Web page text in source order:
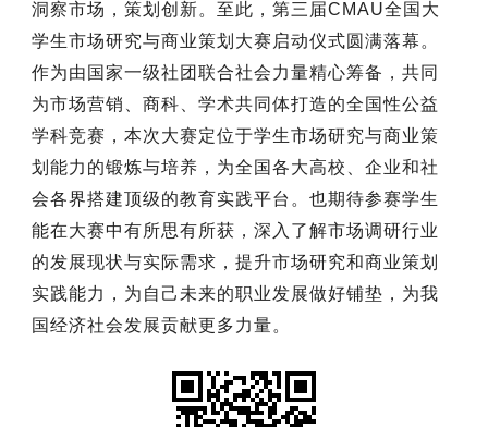
洞察市场，策划创新。至此，第三届CMAU全国大
学生市场研究与商业策划大赛启动仪式圆满落幕。
作为由国家一级社团联合社会力量精心筹备，共同
为市场营销、商科、学术共同体打造的全国性公益
学科竞赛，本次大赛定位于学生市场研究与商业策
划能力的锻炼与培养，为全国各大高校、企业和社
会各界搭建顶级的教育实践平台。也期待参赛学生
能在大赛中有所思有所获，深入了解市场调研行业
的发展现状与实际需求，提升市场研究和商业策划
实践能力，为自己未来的职业发展做好铺垫，为我
国经济社会发展贡献更多力量。